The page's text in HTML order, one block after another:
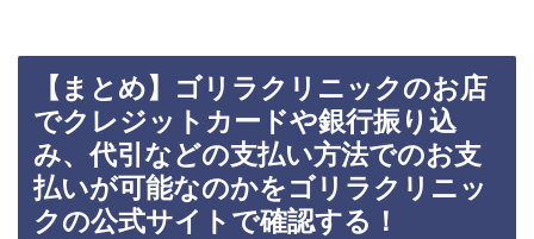
【まとめ】ゴリラクリニックのお店
でクレジットカードや銀行振り込
み、代引などの支払い方法でのお支
払いが可能なのかをゴリラクリニッ
クの公式サイトで確認する！